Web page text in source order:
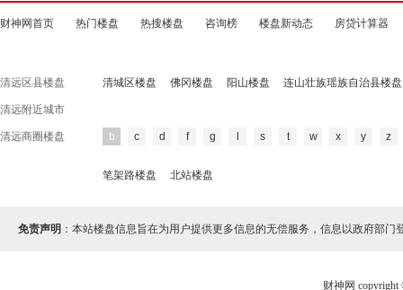
财神网首页 热门楼盘 热搜楼盘 咨询榜 楼盘新动态 房贷计算器
清远区县楼盘 清城区楼盘 佛冈楼盘 阳山楼盘 连山壮族瑶族自治县楼盘
清远附近城市
清远商圈楼盘 b c d f g s t w x y z
笔架路楼盘 北站楼盘
免责声明 ：本站楼盘信息旨在为用户提供更多信息的无偿服务，信息以政府部门
财神网